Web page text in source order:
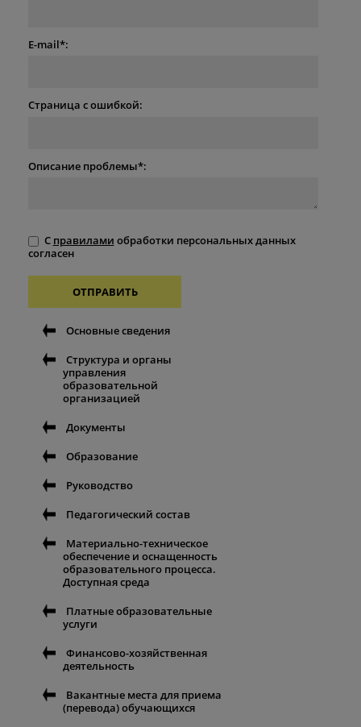
E-mail*:
Страница с ошибкой:
Описание проблемы*:
С правилами обработки персональных данных
согласен
ОТПРАВИТЬ
Основные сведения
Структура и органы
управления
образовательной
организацией
Документы
Образование
Руководство
Педагогический состав
Материально-техническое
обеспечение и оснащенность
образовательного процесса.
Доступная среда
Платные образовательные
услуги
Финансово-хозяйственная
деятельность
Вакантные места для приема
(перевода) обучающихся